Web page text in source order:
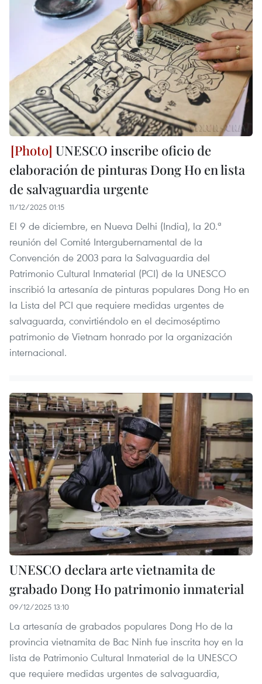
UNESCO inscribe oficio de
elaboración de pinturas Dong Ho en lista
de salvaguardia urgente
11/12/2025 01:15
El 9 de diciembre, en Nueva Delhi (India), la 20.ª
reunión del Comité Intergubernamental de la
Convención de 2003 para la Salvaguardia del
Patrimonio Cultural Inmaterial (PCI) de la UNESCO
inscribió la artesanía de pinturas populares Dong Ho en
la Lista del PCI que requiere medidas urgentes de
salvaguarda, convirtiéndolo en el decimoséptimo
patrimonio de Vietnam honrado por la organización
internacional.
UNESCO declara arte vietnamita de
grabado Dong Ho patrimonio inmaterial
09/12/2025 13:10
La artesanía de grabados populares Dong Ho de la
provincia vietnamita de Bac Ninh fue inscrita hoy en la
lista de Patrimonio Cultural Inmaterial de la UNESCO
que requiere medidas urgentes de salvaguardia,